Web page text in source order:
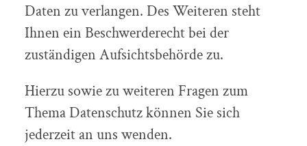
Daten zu verlangen. Des Weiteren steht
Ihnen ein Beschwerderecht bei der
zuständigen Aufsichtsbehörde zu.
Hierzu sowie zu weiteren Fragen zum
Thema Datenschutz können Sie sich
jederzeit an uns wenden.